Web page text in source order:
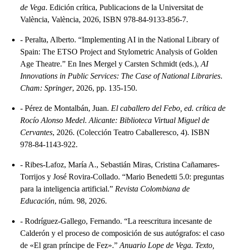
de Vega. Edición crítica, Publicacions de la Universitat de
València, València, 2026, ISBN 978-84-9133-856-7.
- Peralta, Alberto. “Implementing AI in the National Library of
Spain: The ETSO Project and Stylometric Analysis of Golden
Age Theatre.” En Ines Mergel y Carsten Schmidt (eds.), AI
Innovations in Public Services: The Case of National Libraries.
Cham: Springer, 2026, pp. 135-150.
- Pérez de Montalbán, Juan. El caballero del Febo, ed. crítica de
Rocío Alonso Medel. Alicante: Biblioteca Virtual Miguel de
Cervantes, 2026. (Colección Teatro Caballeresco, 4). ISBN
978-84-1143-922.
- Ribes-Lafoz, María A., Sebastián Miras, Cristina Cañamares-
Torrijos y José Rovira-Collado. “Mario Benedetti 5.0: preguntas
para la inteligencia artificial.” Revista Colombiana de
Educación, núm. 98, 2026.
- Rodríguez-Gallego, Fernando. “La reescritura incesante de
Calderón y el proceso de composición de sus autógrafos: el caso
de «El gran príncipe de Fez».” Anuario Lope de Vega. Texto,